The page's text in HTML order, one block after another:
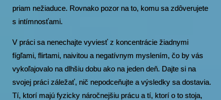
priam nežiaduce. Rovnako pozor na to, komu sa zdôverujete
s intímnosťami.
V práci sa nenechajte vyviesť z koncentrácie žiadnymi
fígľami, flirtami, naivitou a negatívnym myslením, čo by vás
vykoľajovalo na dlhšiu dobu ako na jeden deň. Dajte si na
svojej práci záležať, nič nepodceňujte a výsledky sa dostavia.
Tí, ktorí majú fyzicky náročnejšiu prácu a tí, ktorí o to stoja,